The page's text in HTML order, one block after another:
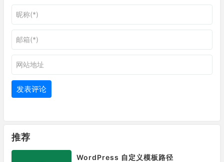
推荐
WordPress 自定义模板路径